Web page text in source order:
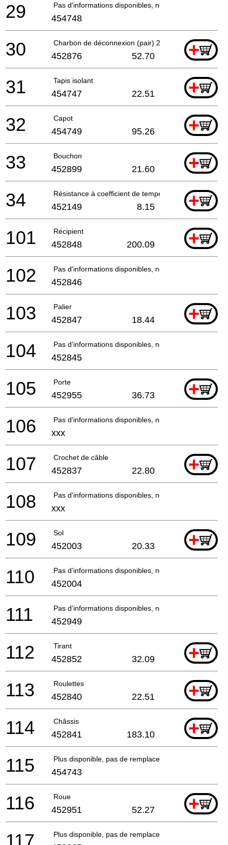
Pas d'informations disponibles, non commandable
29 454748
Charbon de déconnexion (pair) 230v +
30 452876 52.70
Tapis isolant +
31 454747 22.51
Capot +
32 454749 95.26
Bouchon +
33 452899 21.60
Résistance à coefficient de température positif
+
34 452149 8.15
Récipient +
101 452848 200.09
Pas d'informations disponibles, non commandable
102 452846
Palier +
103 452847 18.44
Pas d'informations disponibles, non commandable
104 452845
Porte +
105 452955 36.73
Pas d'informations disponibles, non commandable
106 xxx
Crochet de câble +
107 452837 22.80
Pas d'informations disponibles, non commandable
108 xxx
Sol +
109 452003 20.33
Pas d'informations disponibles, non commandable
110 452004
Pas d'informations disponibles, non commandable
111 452949
Tirant +
112 452852 32.09
Roulettes +
113 452840 22.51
Châssis +
114 452841 183.10
Plus disponible, pas de remplacement
115 454743
Roue +
116 452951 52.27
Plus disponible, pas de remplacement
117